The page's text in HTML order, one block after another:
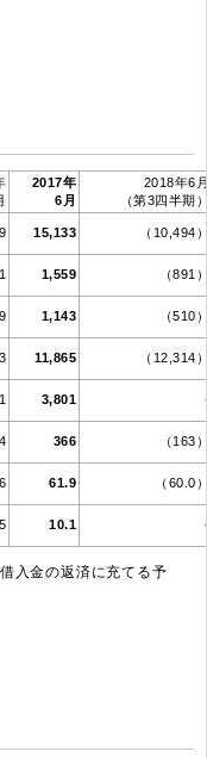
2017年
6月
2018年6
（第3四半期
15,133 （10,494
1,559 （891
1,143 （510
11,865 （12,314
3,801
366 （163
61.9 （60.0
10.1
入金の返済に充てる予